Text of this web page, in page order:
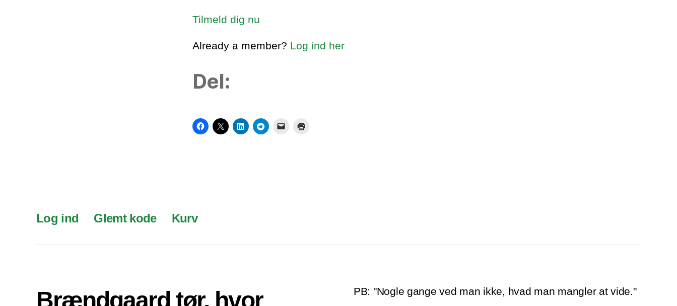
Tilmeld dig nu
Already a member? Log ind her
Del:
Log ind Glemt kode Kurv
Brændgaard tør, hvor
PB: "Nogle gange ved man ikke, hvad man mangler at vide."